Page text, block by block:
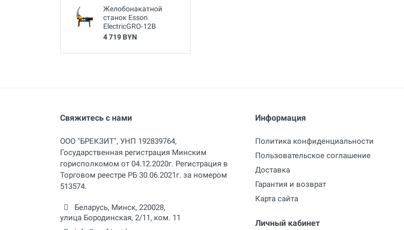
Желобонакатной
станок Esson
ElectricGRO-12B
4 719 BYN
Свяжитесь с нами
ООО "БРЕКЗИТ", УНП 192839764,
Государственная регистрация Минским
горисполкомом от 04.12.2020г. Регистрация в
Торговом реестре РБ 30.06.2021г. за номером
513574.
Беларусь, Минск, 220028,
улица Бородинская, 2/11, ком. 11
Информация
Политика конфиденциальности
Пользовательское соглашение
Доставка
Гарантия и возврат
Карта сайта
Личный кабинет